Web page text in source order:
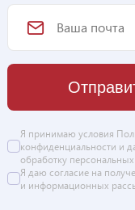
Я принимаю условия
конфиденциальности и
обработку
Я даю согласие на
и информационных